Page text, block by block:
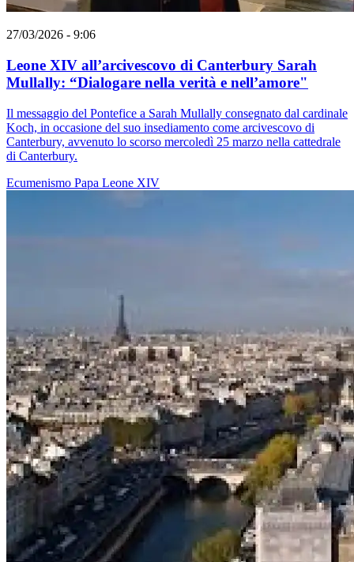
27/03/2026 - 9:06
Leone XIV all’arcivescovo di Canterbury Sarah
Mullally: “Dialogare nella verità e nell’amore"
Il messaggio del Pontefice a Sarah Mullally consegnato dal cardinale
Koch, in occasione del suo insediamento come arcivescovo di
Canterbury, avvenuto lo scorso mercoledì 25 marzo nella cattedrale
di Canterbury.
Ecumenismo Papa Leone XIV